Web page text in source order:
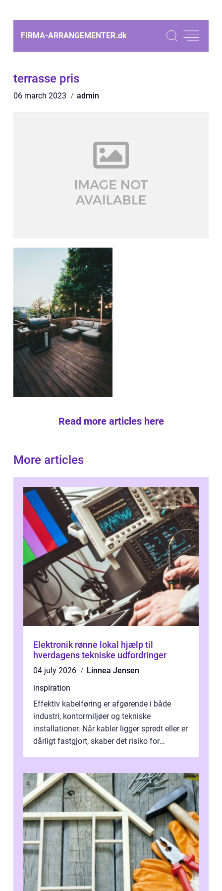
FIRMA-ARRANGEMENTER.dk
terrasse pris
06 march 2023 admin
Read more articles here
More articles
Elektronik rønne lokal hjælp til
hverdagens tekniske udfordringer
04 july 2026
Linnea Jensen
inspiration
Effektiv kabelføring er afgørende i både
industri, kontormiljøer og tekniske
installationer. Når kabler ligger spredt eller er
dårligt fastgjort, skaber det risiko for